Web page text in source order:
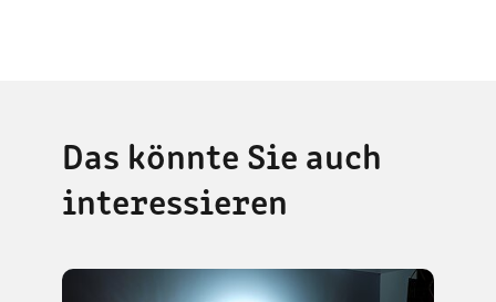
Das könnte Sie auch
interessieren